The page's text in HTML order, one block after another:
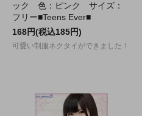
ック 色：ピンク サイズ：
フリー■Teens Ever■
168円(税込185円)
可愛い制服ネクタイができました！